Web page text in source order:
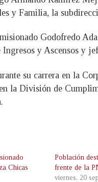
y Familia, la
Godofredo
y Ascensos y
su carrera en la
la División de
Chicas
Población
frente de la
viernes, 20